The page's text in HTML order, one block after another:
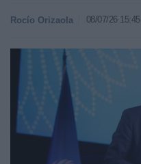
Rocío Orizaola 08/07/26 15:45